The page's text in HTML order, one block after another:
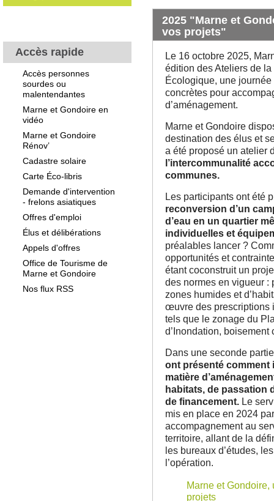
Accès rapide
Accès personnes
sourdes ou
malentendantes
Marne et Gondoire en
vidéo
Marne et Gondoire
Rénov’
Cadastre solaire
Carte Éco-libris
Demande d'intervention
- frelons asiatiques
Offres d'emploi
Élus et délibérations
Appels d'offres
Office de Tourisme de
Marne et Gondoire
Nos flux RSS
2025 "Marne et
vos projets"
Le 16 octobre 2025,
édition des Ateliers de
Écologique, une
concrètes pour
d’aménagement.
Marne et Gondoire
destination des élus et
a été proposé un atelier
l’intercommunalité
communes.
Les participants ont été
reconversion d’un
d’eau en un quartier
individuelles et
préalables lancer ?
opportunités et
étant coconstruit un
des normes en vigueur :
zones humides et
œuvre des prescriptions
tels que le zonage du
d’Inondation, boisement
Dans une seconde
ont présenté comment
matière
habitats, de passation
de financement. Le
mis en place en 2024
accompagnement au
territoire, allant de la
les bureaux d’études,
l’opération.
Marne et
projets